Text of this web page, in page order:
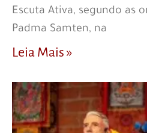
Escuta Ativa, segundo as
Padma Samten, na
Leia Mais »